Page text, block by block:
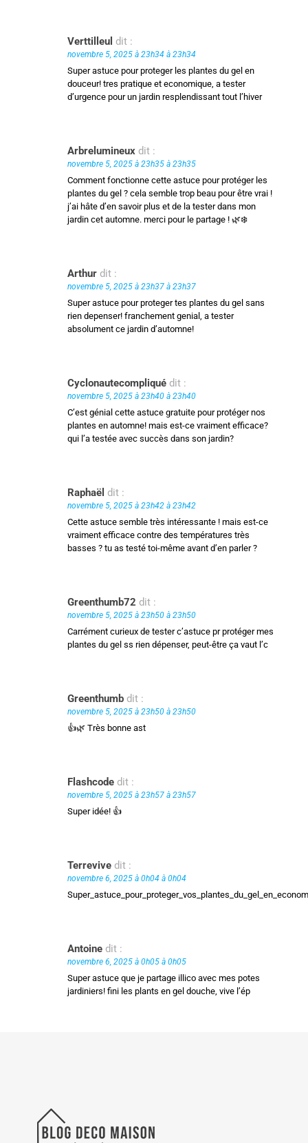
Verttilleul dit :
novembre 5, 2025 à 23h34 à 23h34
Super astuce pour proteger les plantes du gel en
douceur! tres pratique et economique, a tester
d’urgence pour un jardin resplendissant tout l’hiver
Arbrelumineux dit :
novembre 5, 2025 à 23h35 à 23h35
Comment fonctionne cette astuce pour protéger les
plantes du gel ? cela semble trop beau pour être vrai !
j’ai hâte d’en savoir plus et de la tester dans mon
jardin cet automne. merci pour le partage ! 🌿❄️
Arthur dit :
novembre 5, 2025 à 23h37 à 23h37
Super astuce pour proteger tes plantes du gel sans
rien depenser! franchement genial, a tester
absolument ce jardin d’automne!
Cyclonautecompliqué dit :
novembre 5, 2025 à 23h40 à 23h40
C’est génial cette astuce gratuite pour protéger nos
plantes en automne! mais est-ce vraiment efficace?
qui l’a testée avec succès dans son jardin?
Raphaël dit :
novembre 5, 2025 à 23h42 à 23h42
Cette astuce semble très intéressante ! mais est-ce
vraiment efficace contre des températures très
basses ? tu as testé toi-même avant d’en parler ?
Greenthumb72 dit :
novembre 5, 2025 à 23h50 à 23h50
Carrément curieux de tester c’astuce pr protéger mes
plantes du gel ss rien dépenser, peut-être ça vaut l’c
Greenthumb dit :
novembre 5, 2025 à 23h50 à 23h50
👍🌿 Très bonne ast
Flashcode dit :
novembre 5, 2025 à 23h57 à 23h57
Super idée! 👍
Terrevive dit :
novembre 6, 2025 à 0h04 à 0h04
Antoine dit :
novembre 6, 2025 à 0h05 à 0h05
Super astuce que je partage illico avec mes potes
jardiniers! fini les plants en gel douche, vive l’ép